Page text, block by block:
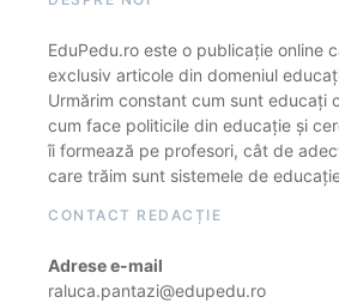
EduPedu.ro este o publicație online
exclusiv articole din domeniul
Urmărim constant cum sunt educați
cum face politicile din educație și
îi formează pe profesori, cât de
care trăim sunt sistemele de
CONTACT REDACȚIE
Adrese e-mail
raluca.pantazi@edupedu.ro